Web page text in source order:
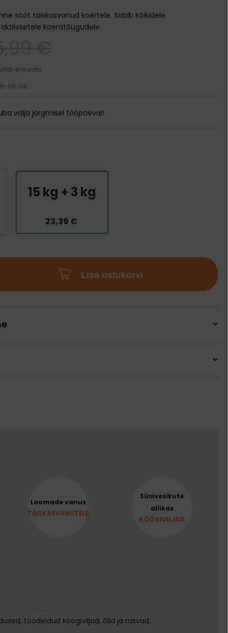
Kodune varustus
Transpordikotid
sööt täiskasvanud koertele. Sobib kõikidele
koeratõugudele.
erineda.
09-06
välja järgmisel tööpäeval!
15 kg + 3 kg
23,39 €
Lisa ostukorvi
Loomade vanus
TÄISKASVANUTELE
Süsivesikute
allikas
KÖÖGIVILJAD
töödeldud köögiviljad, õlid ja rasvad,